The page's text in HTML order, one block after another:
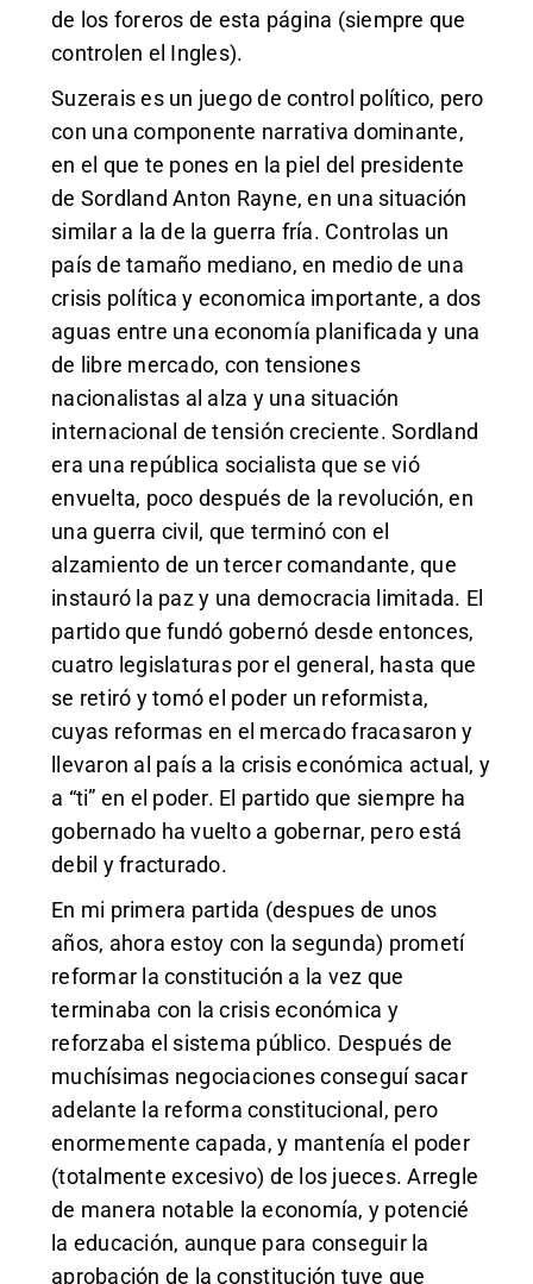
de los foreros de esta página (siempre que
controlen el Ingles).
Suzerais es un juego de control político, pero
con una componente narrativa dominante,
en el que te pones en la piel del presidente
de Sordland Anton Rayne, en una situación
similar a la de la guerra fría. Controlas un
país de tamaño mediano, en medio de una
crisis política y economica importante, a dos
aguas entre una economía planificada y una
de libre mercado, con tensiones
nacionalistas al alza y una situación
internacional de tensión creciente. Sordland
era una república socialista que se vió
envuelta, poco después de la revolución, en
una guerra civil, que terminó con el
alzamiento de un tercer comandante, que
instauró la paz y una democracia limitada. El
partido que fundó gobernó desde entonces,
cuatro legislaturas por el general, hasta que
se retiró y tomó el poder un reformista,
cuyas reformas en el mercado fracasaron y
llevaron al país a la crisis económica actual, y
a “ti” en el poder. El partido que siempre ha
gobernado ha vuelto a gobernar, pero está
debil y fracturado.
En mi primera partida (despues de unos
años, ahora estoy con la segunda) prometí
reformar la constitución a la vez que
terminaba con la crisis económica y
reforzaba el sistema público. Después de
muchísimas negociaciones conseguí sacar
adelante la reforma constitucional, pero
enormemente capada, y mantenía el poder
(totalmente excesivo) de los jueces. Arregle
de manera notable la economía, y potencié
la educación, aunque para conseguir la
aprobación de la constitución tuve que